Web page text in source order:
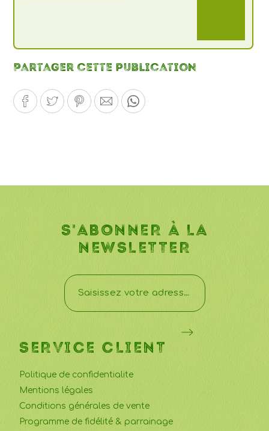
Partager cette publication
S'ABONNER À LA
NEWSLETTER
SERVICE CLIENT
Politique de confidentialite
Mentions légales
Conditions générales de vente
Programme de fidélité & parrainage